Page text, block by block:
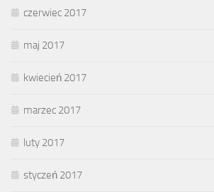
czerwiec 2017
maj 2017
kwiecień 2017
marzec 2017
luty 2017
styczeń 2017